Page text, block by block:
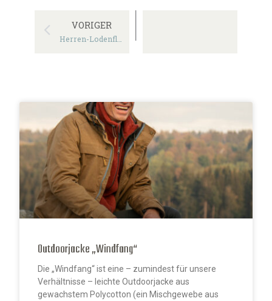
VORIGER
Herren-Lodenfleece-Hoodie „Kapuzenhuber“
Outdoorjacke „Windfang“
Die „Windfang“ ist eine – zumindest für unsere
Verhältnisse – leichte Outdoorjacke aus
gewachstem Polycotton (ein Mischgewebe aus